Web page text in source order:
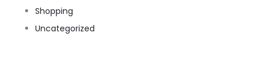
Shopping
Uncategorized